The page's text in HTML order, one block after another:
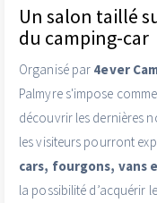
Un salon taillé
du camping-car
Organisé par 4ever
Palmyre s'impose
découvrir les dernières
les visiteurs pourront
cars, fourgons, vans
la possibilité d’acquérir